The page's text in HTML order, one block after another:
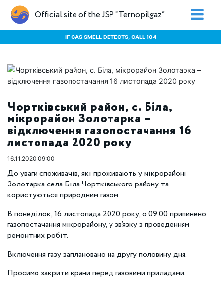
Official site of the JSP “Ternopilgaz”
IF GAS SMELL DETECTS, CALL 104
Чортківський район, с. Біла,
мікрорайон Золотарка –
відключення газопостачання 16
листопада 2020 року
16.11.2020 09:00
До уваги споживачів, які проживають у мікрорайоні
Золотарка села Біла Чортківського району та
користуються природним газом.
В понеділок, 16 листопада 2020 року, о 09.00 припинено
газопостачання мікрорайону, у зв’язку з проведенням
ремонтних робіт.
Включення газу заплановано на другу половину дня.
Просимо закрити крани перед газовими приладами.